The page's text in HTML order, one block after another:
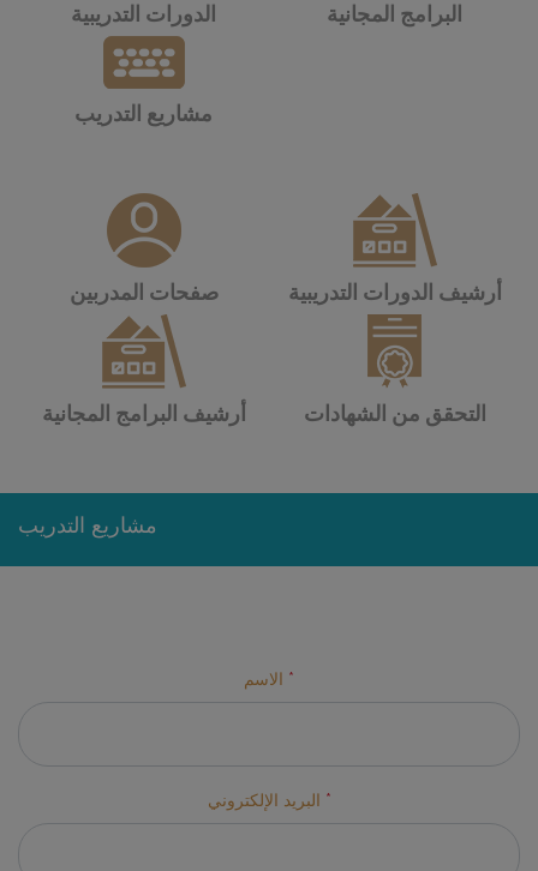
الدورات التدريبية البرامج المجانية
مشاريع التدريب
صفحات المدربين أرشيف الدورات التدريبية
أرشيف البرامج المجانية التحقق من الشهادات
مشاريع التدريب
*
*